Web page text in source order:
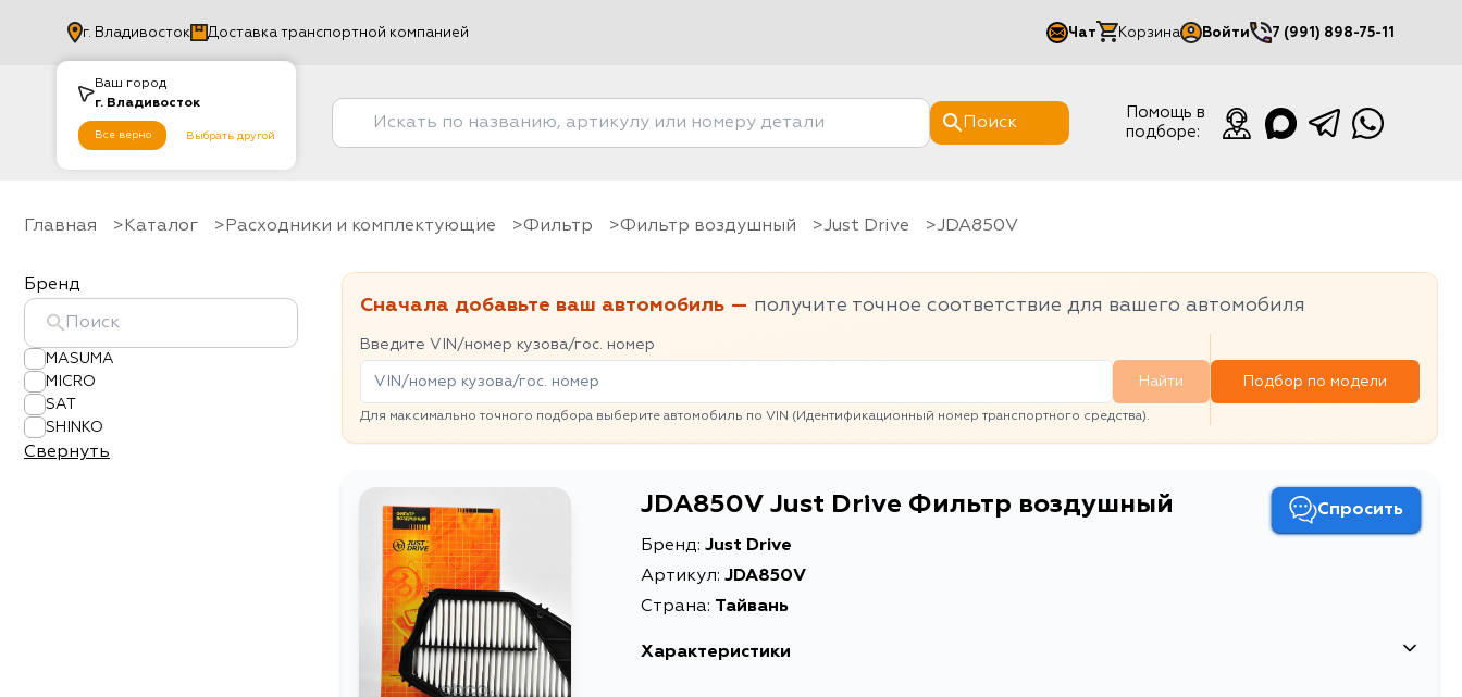
Ваш город
г. Владивосток
Все верно Выбрать другой
г. Владивосток Доставка транспортной компанией Чат Корзина Войти
Мой кабинет
7 (991) 898-75-11
Поиск
Помощь в
подборе:
Главная Каталог Расходники и комплектующие фильтр Фильтр воздушный Just Drive JDA850V
Бренд
MASUMA
MICRO
SAT
SHINKO
Свернуть
Сначала добавьте ваш автомобиль — получите точное соответствие для вашего автомобиля
Введите VIN/номер кузова/гос. номер
Найти
Для максимально точного подбора выберите автомобиль по VIN (Идентификационный номер транспортного средства).
Подбор по модели
JDA850V Just Drive Фильтр воздушный Спросить
Бренд: Just Drive
Артикул:JDA850V
Страна: Тайвань
Характеристики